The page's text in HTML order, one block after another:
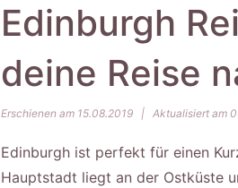
Edinburgh
deine Reise
Erschienen am 15.08.2019 | Aktualisiert am
Edinburgh ist perfekt für einen
Hauptstadt liegt an der Ostküste